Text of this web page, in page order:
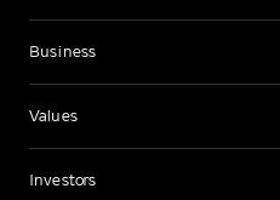
Business
Values
Investors